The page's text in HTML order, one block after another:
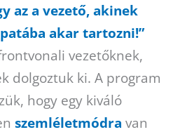
az a vezető, akinek
akar tartozni!”
vezetőknek,
dolgoztuk ki. A program
hogy egy kiváló
szemléletmódra van